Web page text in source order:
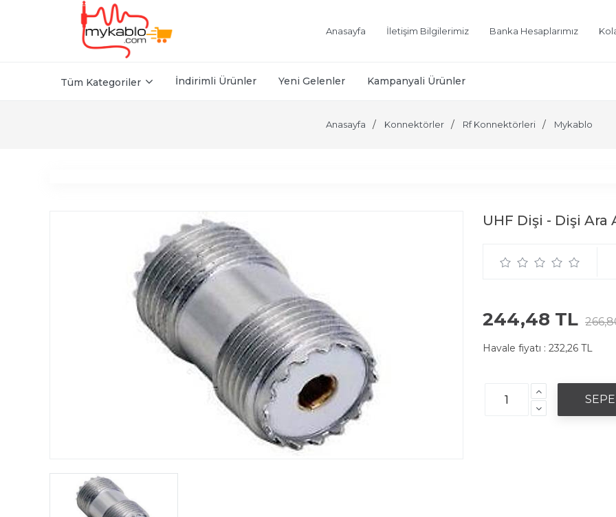
Anasayfa İletişim Bilgilerimiz Banka Hesaplarımız
Tüm Kategoriler İndirimli Ürünler Yeni Gelenler Kampanyali Ürünler
Anasayfa Konnektörler Rf Konnektörleri Mykablo
UHF Dişi - Dişi Ara
244,48 TL
Havale fiyatı : 232,26 TL